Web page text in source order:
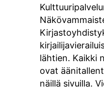
lähtien. Kaikki
ovat
näillä sivuilla.